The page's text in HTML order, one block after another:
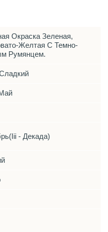
Окраска Зеленая,
Желтая С Темно-
Румянцем.
- Декада)